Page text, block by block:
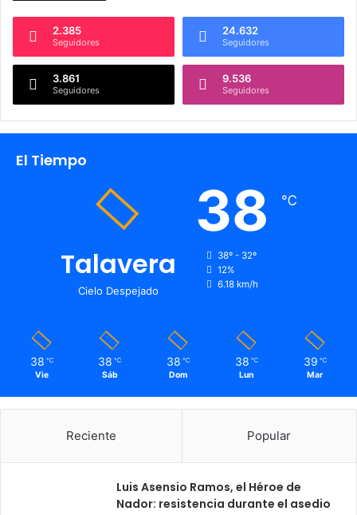
2.385
Seguidores
24.632
Seguidores
3.861
Seguidores
9.536
Seguidores
El Tiempo
Talavera
Cielo Despejado
38 ℃
38º - 32º
12%
6.18 km/h
38 ℃
Vie
38 ℃
Sáb
38 ℃
Dom
38 ℃
Lun
39 ℃
Mar
Reciente Popular
Luis Asensio Ramos, el Héroe de
Nador: resistencia durante el asedio